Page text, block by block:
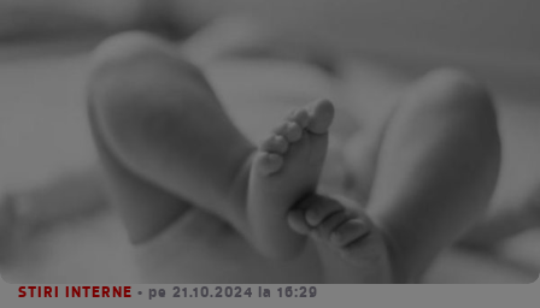
STIRI INTERNE • pe 21.10.2024 la 16:29